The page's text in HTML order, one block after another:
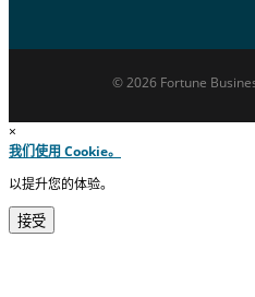
© 2026 Fortune
×
我们使用 Cookie。
以提升您的体验。
接受